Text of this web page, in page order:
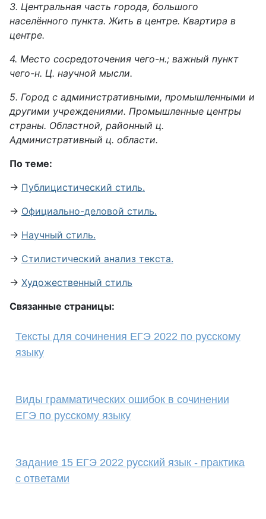
3. Центральная часть города, большого
населённого пункта. Жить в центре. Квартира в
центре.
4. Место сосредоточения чего-н.; важный пункт
чего-н. Ц. научной мысли.
5. Город с административными, промышленными и
другими учреждениями. Промышленные центры
страны. Областной, районный ц.
Административный ц. области.
По теме:
→ Публицистический стиль.
→ Официально-деловой стиль.
→ Научный стиль.
→ Стилистический анализ текста.
→ Художественный стиль
Связанные страницы:
Тексты для сочинения ЕГЭ 2022 по русскому
языку
Виды грамматических ошибок в сочинении
ЕГЭ по русскому языку
Задание 15 ЕГЭ 2022 русский язык - практика
с ответами